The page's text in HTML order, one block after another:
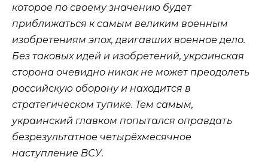
которое по своему значению будет
приближаться к самым великим военным
изобретениям эпох, двигавших военное дело.
Без таковых идей и изобретений, украинская
сторона очевидно никак не может преодолеть
российскую оборону и находится в
стратегическом тупике. Тем самым,
украинский главком попытался оправдать
безрезультатное четырёхмесячное
наступление ВСУ.